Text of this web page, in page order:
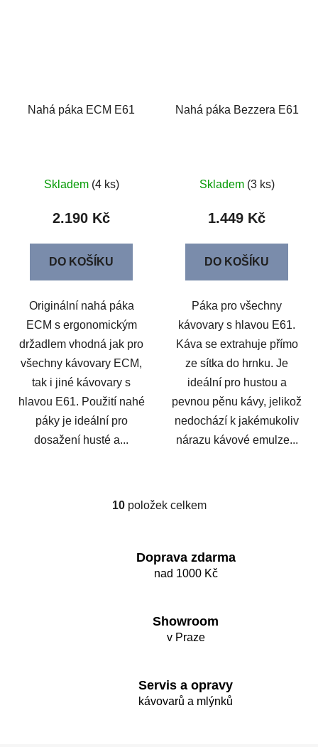
Nahá páka ECM E61
Skladem (4 ks)
2.190 Kč
DO KOŠÍKU
Originální nahá páka
ECM s ergonomickým
držadlem vhodná jak pro
všechny kávovary ECM,
tak i jiné kávovary s
hlavou E61. Použití nahé
páky je ideální pro
dosažení husté a...
Nahá páka Bezzera E61
Skladem (3 ks)
1.449 Kč
DO KOŠÍKU
Páka pro všechny
kávovary s hlavou E61.
Káva se extrahuje přímo
ze sítka do hrnku. Je
ideální pro hustou a
pevnou pěnu kávy, jelikož
nedochází k jakémukoliv
nárazu kávové emulze...
O
á
d
í
p
k
y
10položek celkem
Doprava zdarma
nad 1000 Kč
Showroom
v Praze
Servis a opravy
kávovarů a mlýnků